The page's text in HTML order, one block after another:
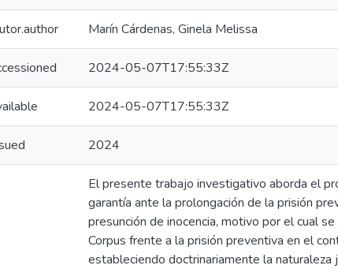
Marín Cárdenas, Ginela Melissa
2024-05-07T17:55:33Z
2024-05-07T17:55:33Z
2024
El presente trabajo investigativo aborda el
garantía ante la prolongación de la prisión
presunción de inocencia, motivo por el cual
Corpus frente a la prisión preventiva en el
estableciendo doctrinariamente la